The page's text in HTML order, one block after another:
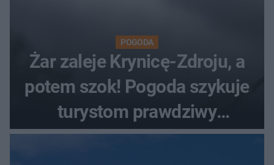
POGODA
Żar zaleje Krynicę-Zdroju, a
potem szok! Pogoda szykuje
turystom prawdziwy
rollercoaster